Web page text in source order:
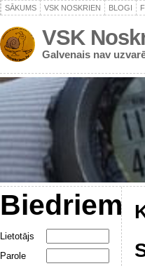
SĀKUMS VSK NOSKRIEN BLOGI
VSK
Galvenais nav
Biedriem
Lietotājs
Parole